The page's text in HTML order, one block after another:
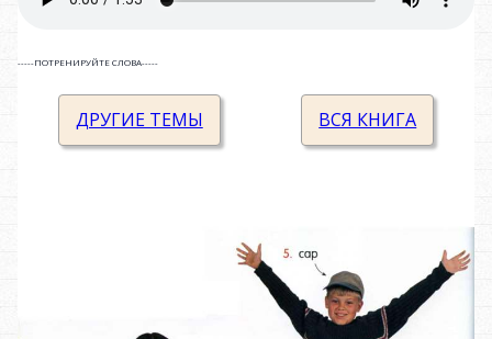
-----ПОТРЕНИРУЙТЕ СЛОВА-----
ДРУГИЕ ТЕМЫ ВСЯ КНИГА